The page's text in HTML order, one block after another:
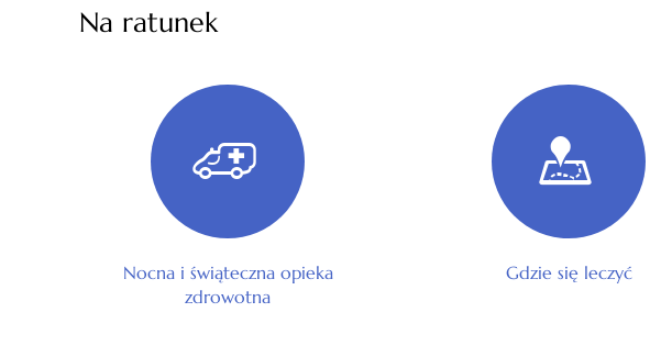
Na ratunek
Nocna i świąteczna opieka
zdrowotna
Gdzie się leczyć